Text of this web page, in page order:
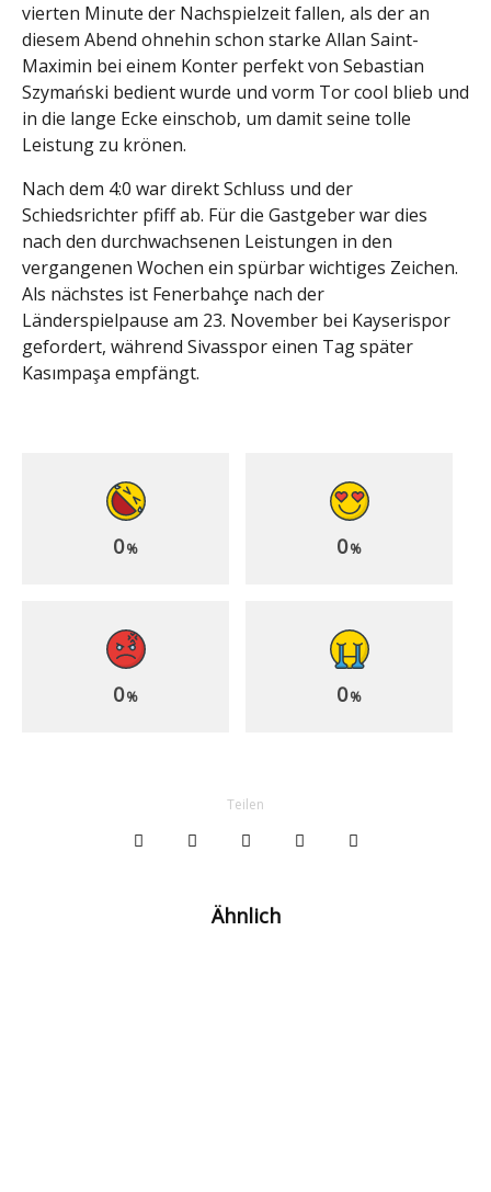
vierten Minute der Nachspielzeit fallen, als der an
diesem Abend ohnehin schon starke Allan Saint-
Maximin bei einem Konter perfekt von Sebastian
Szymański bedient wurde und vorm Tor cool blieb und
in die lange Ecke einschob, um damit seine tolle
Leistung zu krönen.
Nach dem 4:0 war direkt Schluss und der
Schiedsrichter pfiff ab. Für die Gastgeber war dies
nach den durchwachsenen Leistungen in den
vergangenen Wochen ein spürbar wichtiges Zeichen.
Als nächstes ist Fenerbahçe nach der
Länderspielpause am 23. November bei Kayserispor
gefordert, während Sivasspor einen Tag später
Kasımpaşa empfängt.
0% 0%
0% 0%
Teilen
Ähnlich